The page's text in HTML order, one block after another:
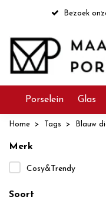
Bezoek
Porselein Glas
Home Tags Blauw
Merk
Cosy&Trendy
Soort